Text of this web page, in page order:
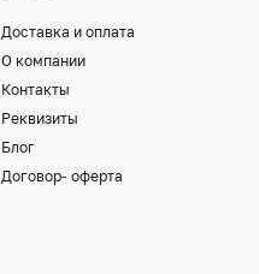
Доставка и оплата
О компании
Контакты
Реквизиты
Блог
Договор- оферта